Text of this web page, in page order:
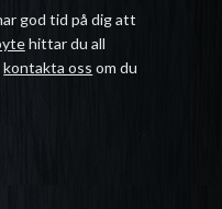
god tid på dig att
hittar du all
kontakta oss om du